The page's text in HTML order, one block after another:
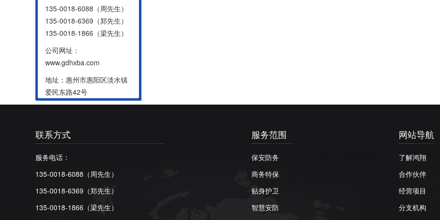
135-0018-6088（周先生）
135-0018-6369（郑先生）
135-0018-1866（梁先生）
公司网址：
www.gdhxba.com
地址：惠州市惠阳区淡水镇
爱民东路42号
联系方式
服务电话：
135-0018-6088（周先生）
135-0018-6369（郑先生）
135-0018-1866（梁先生）
服务范围
保安防务
商务特保
贴身护卫
智慧安防
网站导航
了解鸿翔
合作伙伴
经营项目
分支机构